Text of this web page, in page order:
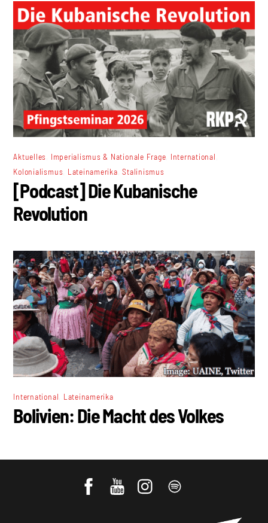
Aktuelles Imperialismus & Nationale Frage International
Kolonialismus Lateinamerika ,Stalinismus
[Podcast] Die Kubanische
Revolution
International Lateinamerika
Bolivien: Die Macht des Volkes